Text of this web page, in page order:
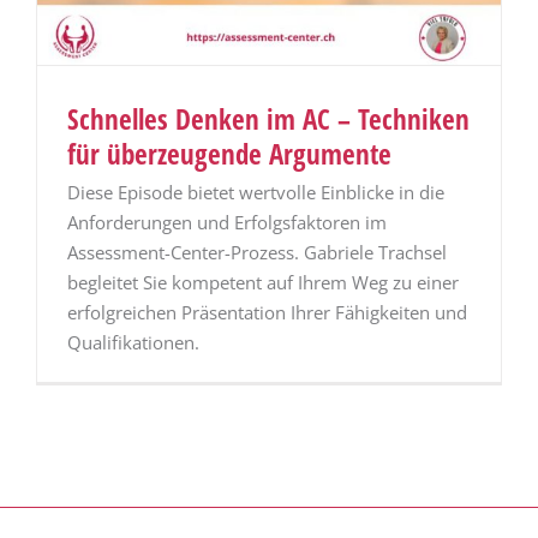
Schnelles Denken im AC – Techniken
für überzeugende Argumente
Diese Episode bietet wertvolle Einblicke in die
Anforderungen und Erfolgsfaktoren im
Assessment-Center-Prozess. Gabriele Trachsel
begleitet Sie kompetent auf Ihrem Weg zu einer
erfolgreichen Präsentation Ihrer Fähigkeiten und
Qualifikationen.